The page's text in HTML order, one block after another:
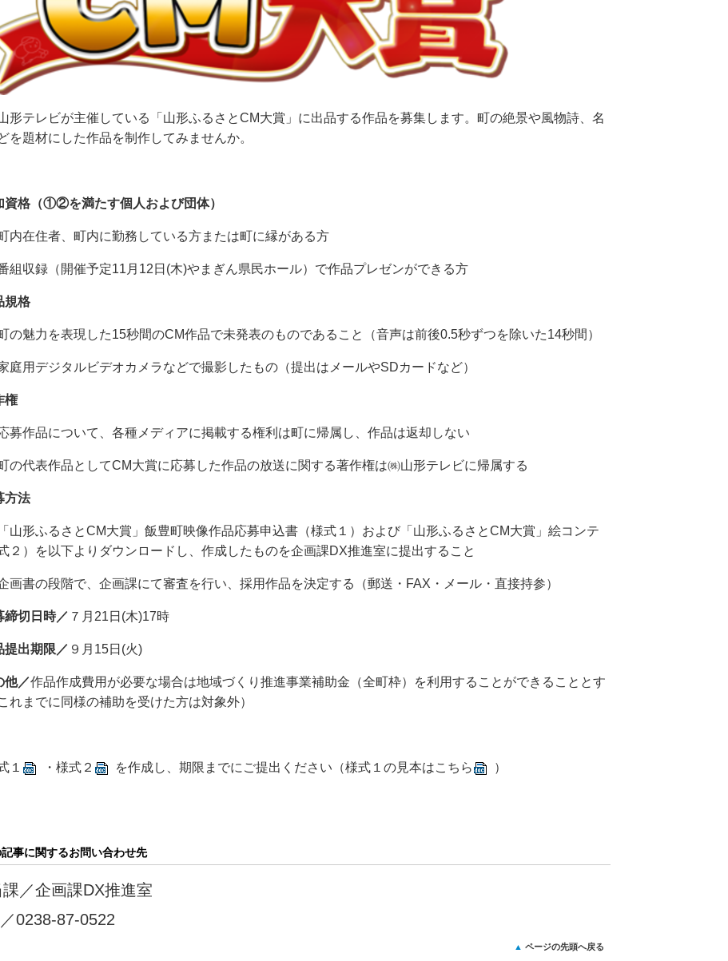
形テレビが主催している「山形ふるさとCM大賞」に出品する作品を募集します。町の絶景や風物詩、名
を題材にした作品を制作してみませんか。
資格（①②を満たす個人および団体）
在住者、町内に勤務している方または町に縁がある方
収録（開催予定11月12日(木)やまぎん県民ホール）で作品プレゼンができる方
規格
の魅力を表現した15秒間のCM作品で未発表のものであること（音声は前後0.5秒ずつを除いた14秒間）
庭用デジタルビデオカメラなどで撮影したもの（提出はメールやSDカードなど）
権
作品について、各種メディアに掲載する権利は町に帰属し、作品は返却しない
代表作品としてCM大賞に応募した作品の放送に関する著作権は㈱山形テレビに帰属する
方法
山形ふるさとCM大賞」飯豊町映像作品応募申込書（様式１）および「山形ふるさとCM大賞」絵コンテ
式２）を以下よりダウンロードし、作成したものを企画課DX推進室に提出すること
画書の段階で、企画課にて審査を行い、採用作品を決定する（郵送・FAX・メール・直接持参）
締切日時／ ７月21日(木)17時
提出期限／ ９月15日(火)
他／作品作成費用が必要な場合は地域づくり推進事業補助金（全町枠）を利用することができることとす
れまでに同様の補助を受けた方は対象外）
１ ・ 様式２ を作成し、期限までにご提出ください（様式１の見本はこちら ）
事に関するお問い合わせ先
／企画課DX推進室
0238-87‐0522
ページの先頭へ戻る